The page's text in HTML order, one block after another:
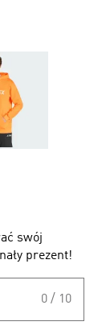
swój
prezent!
0 / 10